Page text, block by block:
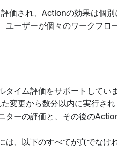
価され、Actionの効果は個
ーザーが個々のワークフロ
タイム評価をサポートして
変更から数分以内に実行さ
ターの評価と、その後の
は、以下のすべてが真でなけ